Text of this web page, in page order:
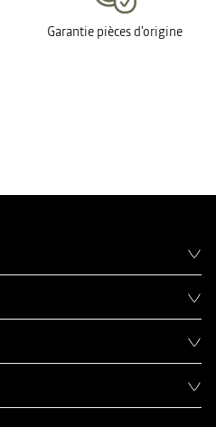
Garantie pièces d'origine